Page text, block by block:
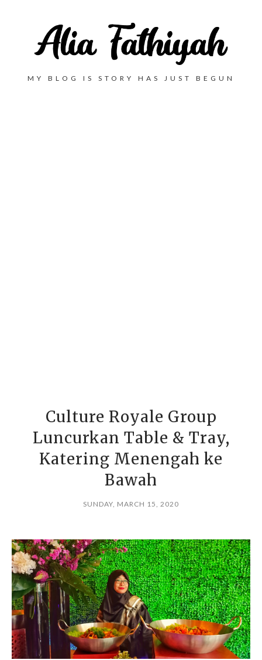
MY BLOG IS STORY HAS JUST BEGUN
Culture Royale Group
Luncurkan Table & Tray,
Katering Menengah ke
Bawah
SUNDAY, MARCH 15, 2020